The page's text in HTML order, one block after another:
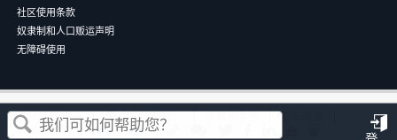
这篇文章对您有帮助吗？
社区使用条款
奴隶制和人口贩运声明
无障碍使用
©2026NetApp 中文（简体） 条款和条件
隐私政策
Cookie 政策
Cookie 设置